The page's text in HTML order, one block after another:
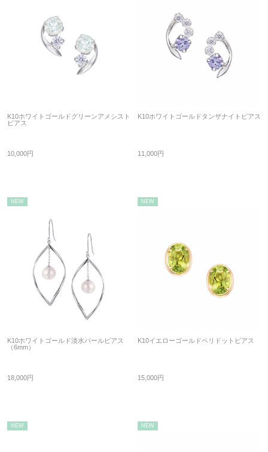
K10ホワイトゴールドグリーンアメシスト
ピアス
10,000円
K10ホワイトゴールドタンザナイトピアス
11,000円
NEW
K10ホワイトゴールド淡水パールピアス
（6mm）
18,000円
NEW
K10イエローゴールドペリドットピアス
15,000円
NEW NEW